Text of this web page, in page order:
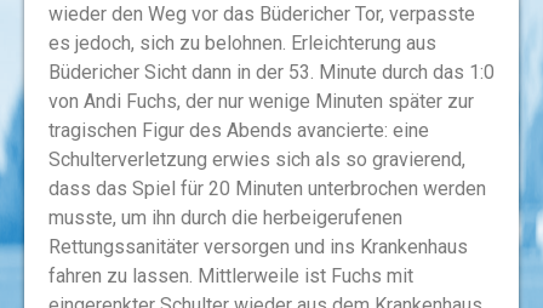
wieder den Weg vor das Büdericher Tor, verpasste
es jedoch, sich zu belohnen. Erleichterung aus
Büdericher Sicht dann in der 53. Minute durch das 1:0
von Andi Fuchs, der nur wenige Minuten später zur
tragischen Figur des Abends avancierte: eine
Schulterverletzung erwies sich als so gravierend,
dass das Spiel für 20 Minuten unterbrochen werden
musste, um ihn durch die herbeigerufenen
Rettungssanitäter versorgen und ins Krankenhaus
fahren zu lassen. Mittlerweile ist Fuchs mit